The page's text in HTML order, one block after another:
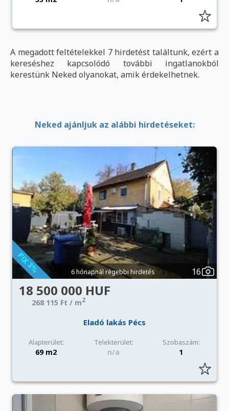
A megadott feltételekkel 7 hirdetést találtunk, ezért a
kereséshez kapcsolódó további ingatlanokból
kerestünk Neked olyanokat, amik érdekelhetnek.
Neked ajánljuk az alábbi hirdetéseket:
6 hónapnál régebbi hirdetés 16
18 500 000 HUF
268 115 Ft / m2
Eladó lakás Pécs
Alapterület: Telekterület: Szobaszám:
69 m2 n/a 1